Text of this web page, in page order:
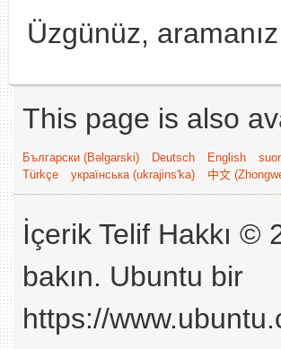
Üzgünüz,
This page is also
Български (Bəlgarski) Deutsch English
Türkçe
українська (ukrajins'ka) 中文
İçerik Telif Hakkı ©
bakın. Ubuntu bir
https://